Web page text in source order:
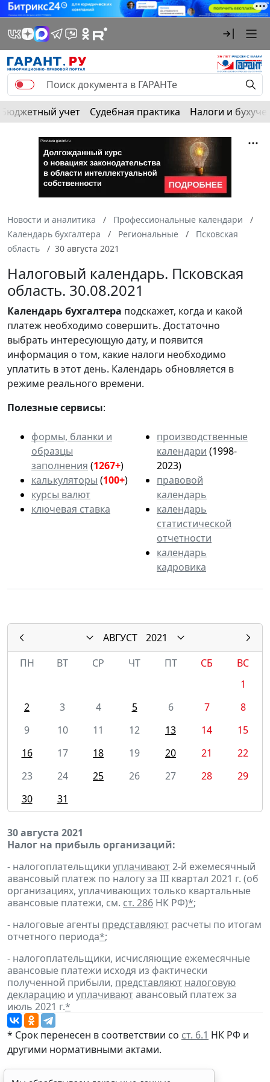
Бюджетный учет Судебная практика Налоги и
Новости и аналитика
Профессиональные календари
Календарь бухгалтера
Региональные
Псковская
область
30 августа 2021
Налоговый календарь. Псковская
область. 30.08.2021
Календарьбухгалтера подскажет, когда и какой
платеж необходимо совершить. Достаточно
выбрать интересующую дату, и появится
информация о том, какие налоги необходимо
уплатить в этот день. Календарь обновляется в
режиме реального времени.
Полезные сервисы:
формы, бланки и
образцы
заполнения (1267+)
калькуляторы (100+)
курсы валют
ключевая ставка
производственные
календари (1998-
2023)
правовой
календарь
календарь
статистической
отчетности
календарь
кадровика
АВГУСТ
2021
ПН
ВТ СР ЧТ ПТ СБ
ВС
1
2
3 4 5 6 7
8
9
10 11 12 13 14
15
16
17 18 19 20 21
22
23
24 25 26 27 28
29
30
31
30 августа 2021
Налог на прибыль организаций:
- налогоплательщики уплачивают2-й ежемесячный
авансовый платеж по налогу за III квартал 2021 г. (об
организациях, уплачивающих только квартальные
авансовые платежи, см. ст. 286 НК РФ)*;
- налоговые агенты представляют расчеты по итогам
отчетного периода*;
- налогоплательщики, исчисляющие ежемесячные
авансовые платежи исходя из фактически
полученной прибыли, представляют налоговую
декларацию и уплачиваютавансовый платеж за
июль 2021 г.*
* Срок перенесен в соответствии со ст. 6.1 НК РФ и
другими нормативными актами.